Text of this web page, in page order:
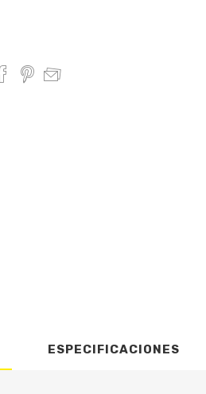
ESPECIFICACIONES